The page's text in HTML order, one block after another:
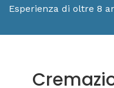
Esperienza di oltre 8